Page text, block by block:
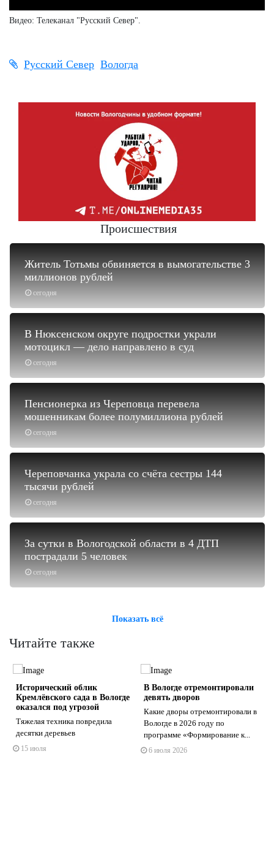
Видео: Телеканал "Русский Север".
Русский Север Вологда
Происшествия
сегодня
Житель Тотьмы обвиняется в вымогательстве 3
миллионов рублей
сегодня
В Нюксенском округе подростки украли
мотоцикл — дело направлено в суд
сегодня
Пенсионерка из Череповца перевела
мошенникам более полумиллиона рублей
сегодня
Череповчанка украла со счёта сестры 144
тысячи рублей
сегодня
За сутки в Вологодской области в 4 ДТП
пострадали 5 человек
Показать всё
Читайте также
️Исторический облик
Кремлёвского сада в Вологде
оказался под угрозой
Тяжелая техника повредила
десятки деревьев
15 июля
В Вологде отремонтировали
девять дворов
Какие дворы отремонтировали в
Вологде в 2026 году по
программе «Формирование к...
6 июля 2026